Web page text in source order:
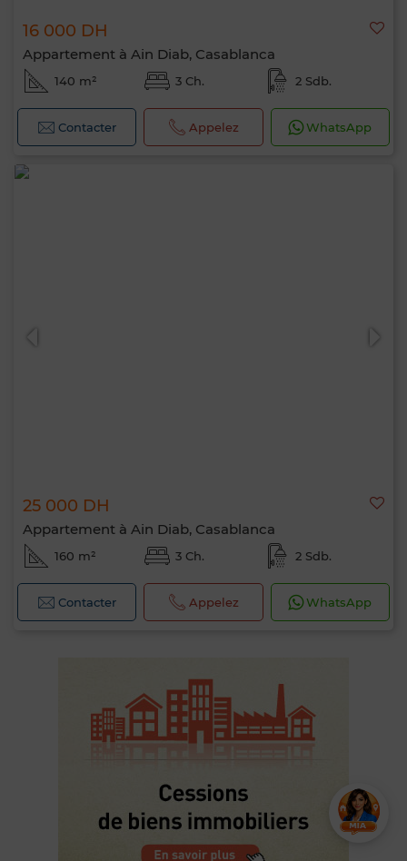
16 000 DH
Appartement à Ain Diab, Casablanca
140 m² 3 Ch. 2 Sdb.
Contacter Appelez WhatsApp
25 000 DH
Appartement à Ain Diab, Casablanca
160 m² 3 Ch. 2 Sdb.
Contacter Appelez WhatsApp